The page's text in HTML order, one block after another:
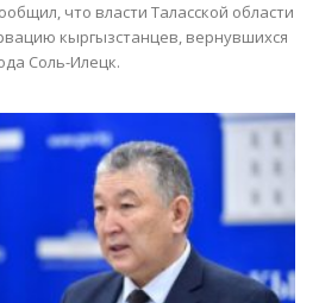
что власти Таласской области
кыргызстанцев, вернувшихся
Соль-Илецк.